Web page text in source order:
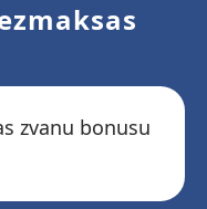
zvanu bonusu